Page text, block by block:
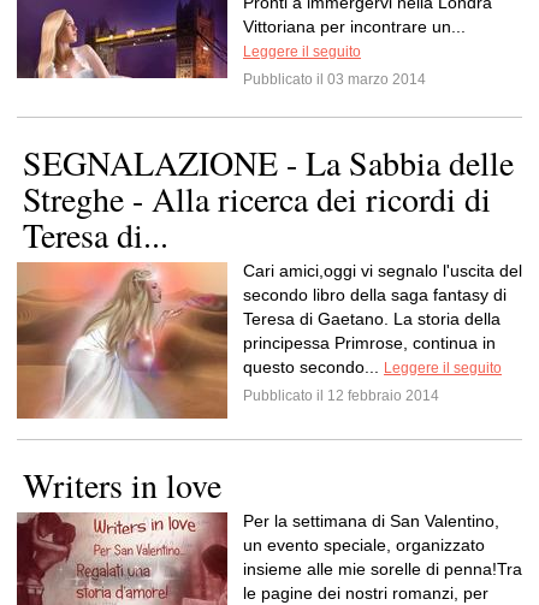
Vittoriana per incontrare un...
Leggere il seguito
Pubblicato il 03 marzo 2014
SEGNALAZIONE - La Sabbia delle
Streghe - Alla ricerca dei ricordi di
Teresa di...
Cari amici,oggi vi segnalo l'uscita del
secondo libro della saga fantasy di
Teresa di Gaetano. La storia della
principessa Primrose, continua in
questo secondo...
Leggere il seguito
Pubblicato il 12 febbraio 2014
Writers in love
Per la settimana di San Valentino,
un evento speciale, organizzato
insieme alle mie sorelle di penna!Tra
le pagine dei nostri romanzi, per